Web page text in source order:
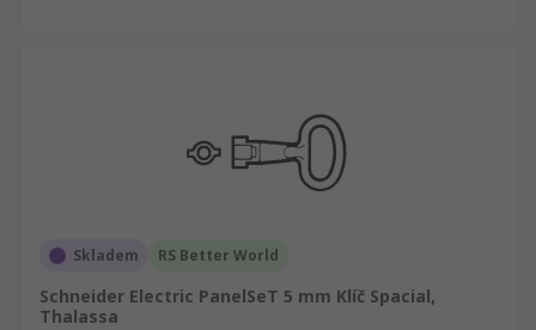
Skladem RS Better World
Schneider Electric PanelSeT 5 mm Klíč Spacial,
Thalassa